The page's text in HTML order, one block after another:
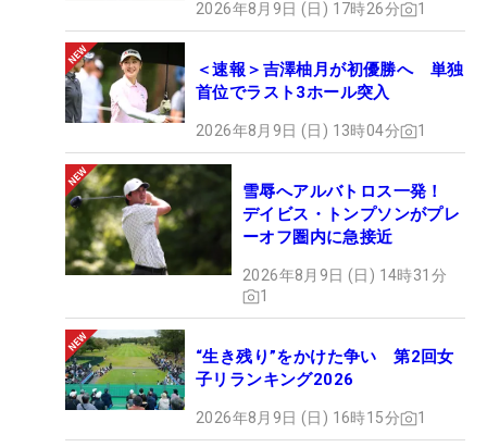
2026年8月9日 (日) 17時26分 1
＜速報＞吉澤柚月が初優勝へ 単独
首位でラスト3ホール突入
2026年8月9日 (日) 13時04分 1
雪辱へアルバトロス一発！
デイビス・トンプソンがプレ
ーオフ圏内に急接近
2026年8月9日 (日) 14時31分
1
“生き残り”をかけた争い 第2回女
子リランキング2026
2026年8月9日 (日) 16時15分 1